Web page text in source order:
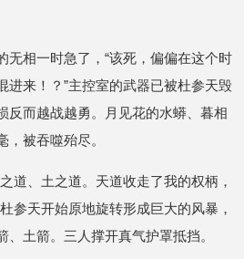
无相一时急了，“该死，偏偏在这个时
进来！？”主控室的武器已被杜参天毁
反而越战越勇。月见花的水蟒、暮相
，被吞噬殆尽。
道、土之道。天道收走了我的权柄，
参天开始原地旋转形成巨大的风暴，
、土箭。三人撑开真气护罩抵挡。